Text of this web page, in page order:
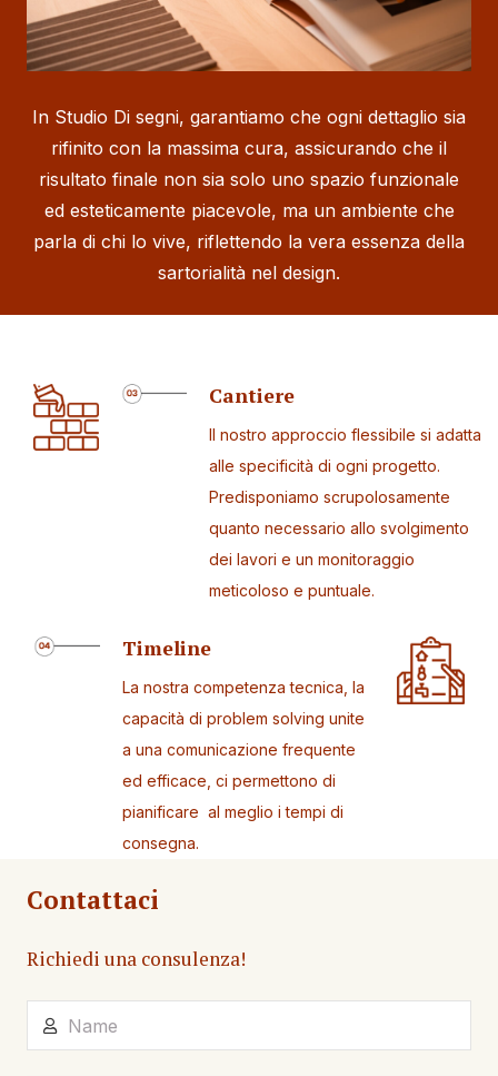
In Studio Di segni, garantiamo che ogni dettaglio sia
rifinito con la massima cura, assicurando che il
risultato finale non sia solo uno spazio funzionale
ed esteticamente piacevole, ma un ambiente che
parla di chi lo vive, riflettendo la vera essenza della
sartorialità nel design.
Cantiere
Il nostro approccio flessibile si adatta
alle specificità di ogni progetto.
Predisponiamo scrupolosamente
quanto necessario allo svolgimento
dei lavori e un monitoraggio
meticoloso e puntuale.
Timeline
La nostra competenza tecnica, la
capacità di problem solving unite
a una comunicazione frequente
ed efficace, ci permettono di
pianificare al meglio i tempi di
consegna.
Contattaci
Richiedi una consulenza!